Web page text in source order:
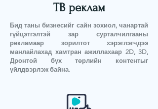
ТВ реклам
Бид таны бизнесийг сайн зохиол, чанартай
гүйцэтгэлтэй зар сурталчилгааны
рекламаар зорилтот хэрэглэгчдээ
манлайлахад хамтран ажиллахаар 2D, 3D,
Дронтой бүх төрлийн контентыг
үйлдвэрлэж байна.